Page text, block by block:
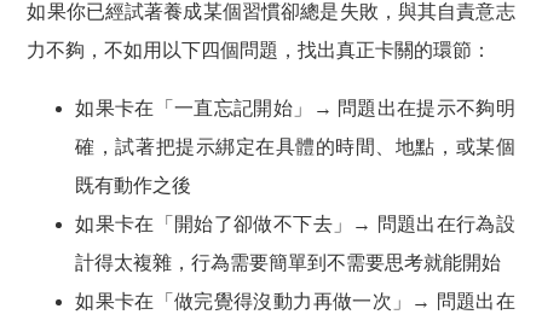
如果你已經試著養成某個習慣卻總是失敗，與其自責意志
力不夠，不如用以下四個問題，找出真正卡關的環節：
如果卡在「一直忘記開始」→ 問題出在提示不夠明
確 ，試著把提示綁定在具體的時間、地點，或某個
既有動作之後
如果卡在「開始了卻做不下去」→ 問題出在行為設
計得太複雜 ，行為需要簡單到不需要思考就能開始
如果卡在「做完覺得沒動力再做一次」→ 問題出在